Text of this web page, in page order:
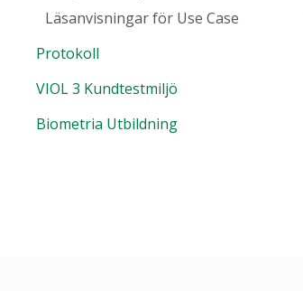
Läsanvisningar för Use Case
Protokoll
VIOL 3 Kundtestmiljö
Biometria Utbildning